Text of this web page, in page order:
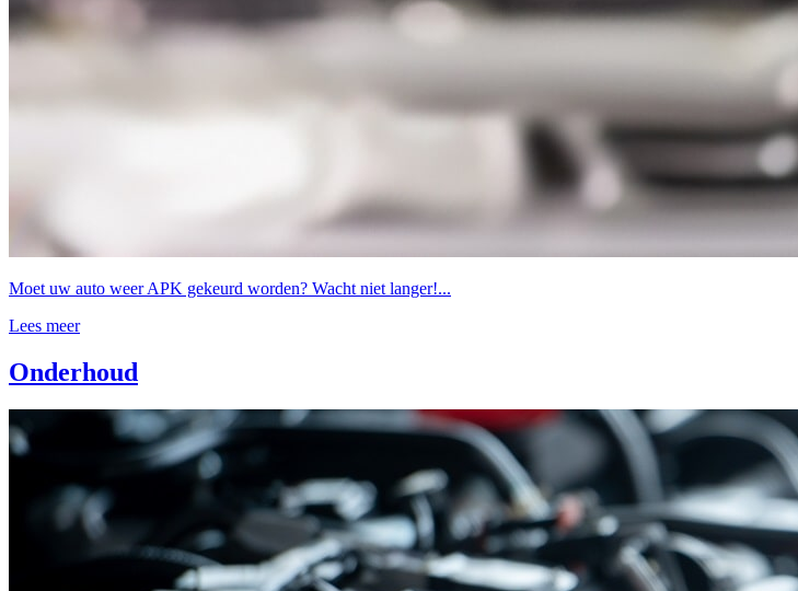
Moet uw auto weer APK gekeurd worden? Wacht niet langer!...
Lees meer
Onderhoud